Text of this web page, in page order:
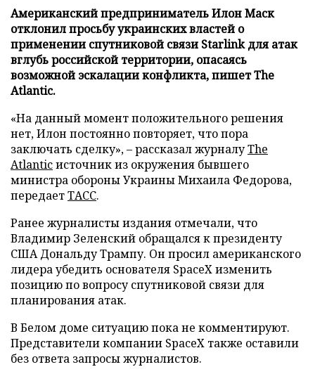
Американский предприниматель Илон Маск
отклонил просьбу украинских властей о
применении спутниковой связи Starlink для атак
вглубь российской территории, опасаясь
возможной эскалации конфликта, пишет The
Atlantic.
«На данный момент положительного решения
нет, Илон постоянно повторяет, что пора
заключать сделку», – рассказал журналуThe
Atlanticисточник из окружения бывшего
министра обороны Украины Михаила Федорова,
передаетТАСС.
Ранее журналисты издания отмечали, что
Владимир Зеленский обращался к президенту
США Дональду Трампу. Он просил американского
лидера убедить основателя SpaceX изменить
позицию по вопросу спутниковой связи для
планирования атак.
В Белом доме ситуацию пока не комментируют.
Представители компании SpaceX также оставили
без ответа запросы журналистов.